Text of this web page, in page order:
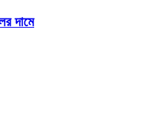
দামে